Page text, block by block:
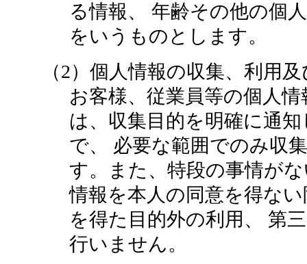
る情報、 年齢その他の個
をいうものとします。
（2）個人情報の収集、利用
お客様、従業員等の個人
は、収集目的を明確に通
で、 必要な範囲でのみ収
す。また、特段の事情が
情報を本人の同意を得な
を得た目的外の利用、 第
行いません。